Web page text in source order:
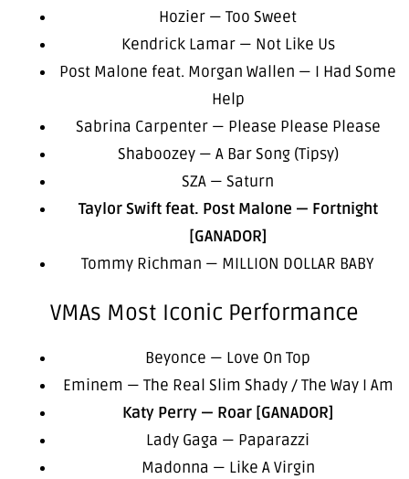
Hozier — Too Sweet
Kendrick Lamar — Not Like Us
Post Malone feat. Morgan Wallen — I Had Some
Help
Sabrina Carpenter — Please Please Please
Shaboozey — A Bar Song (Tipsy)
SZA — Saturn
Taylor Swift feat. Post Malone — Fortnight
[GANADOR]
Tommy Richman — MILLION DOLLAR BABY
VMAs Most Iconic Performance
Beyonce — Love On Top
Eminem — The Real Slim Shady / The Way I Am
Katy Perry — Roar [GANADOR]
Lady Gaga — Paparazzi
Madonna — Like A Virgin